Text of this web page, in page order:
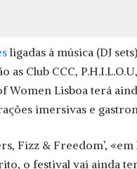
ligadas à música (DJ
as Club CCC,
Women Lisboa terá
imersivas e
Fizz & Freedom’,
o festival vai ainda